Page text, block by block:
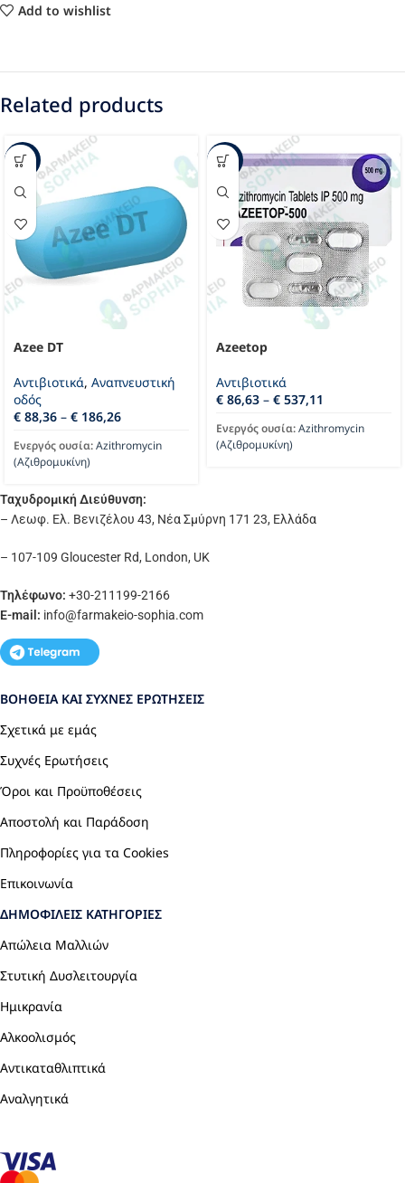
Add to wishlist
Related products
-30%
Azee DT
Αντιβιοτικά, Αναπνευστική
οδός
€ 88,36 – € 186,26
Ενεργός ουσία:Azithromycin
(Αζιθρομυκίνη)
-20%
Azeetop
Αντιβιοτικά
€ 86,63 – € 537,11
Ενεργός ουσία:Azithromycin
(Αζιθρομυκίνη)
Ταχυδρομική Διεύθυνση:
– Λεωφ. Ελ. Βενιζέλου 43, Νέα Σμύρνη 171 23, Ελλάδα
– 107-109 Gloucester Rd, London, UK
Τηλέφωνο: +30-211199-2166
E-mail: info@farmakeio-sophia.com
ΒΟΉΘΕΙΑ ΚΑΙ ΣΥΧΝΈΣ ΕΡΩΤΉΣΕΙΣ
Σχετικά με εμάς
Συχνές Ερωτήσεις
Όροι και Προϋποθέσεις
Αποστολή και Παράδοση
Πληροφορίες για τα Cookies
Επικοινωνία
ΔΗΜΟΦΙΛΕΊΣ ΚΑΤΗΓΟΡΊΕΣ
Απώλεια Μαλλιών
Στυτική Δυσλειτουργία
Ημικρανία
Αλκοολισμός
Αντικαταθλιπτικά
Αναλγητικά